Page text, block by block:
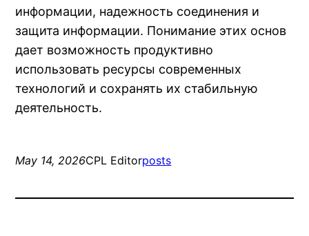
информации, надежность соединения и
защита информации. Понимание этих основ
дает возможность продуктивно
использовать ресурсы современных
технологий и сохранять их стабильную
деятельность.
May 14, 2026CPL Editorposts